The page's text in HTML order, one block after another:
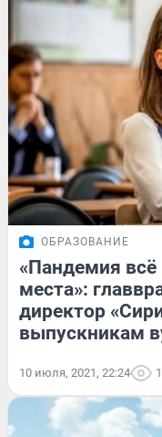
ОБРАЗОВАНИЕ
«Пандемия всё
места»:
директор
выпускникам
10 июля, 2021, 22:24